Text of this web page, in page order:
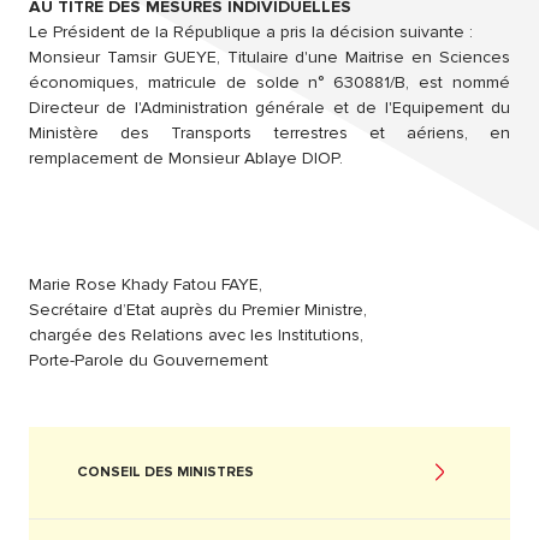
AU TITRE DES MESURES INDIVIDUELLES
Le Président de la République a pris la décision suivante :
Monsieur Tamsir GUEYE, Titulaire d'une Maitrise en Sciences
économiques, matricule de solde n° 630881/B, est nommé
Directeur de l'Administration générale et de l'Equipement du
Ministère des Transports terrestres et aériens, en
remplacement de Monsieur Ablaye DIOP.
Marie Rose Khady Fatou FAYE,
Secrétaire d’Etat auprès du Premier Ministre,
chargée des Relations avec les Institutions,
Porte-Parole du Gouvernement
CONSEIL DES MINISTRES